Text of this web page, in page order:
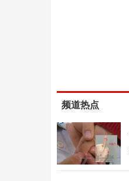
频道热点